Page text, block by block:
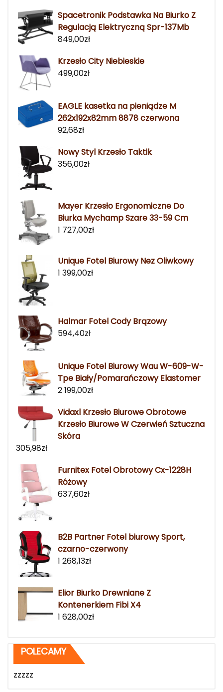
Spacetronik Podstawka Na Biurko Z
Regulacją Elektryczną Spr-137Mb
849,00zł
Krzesło City Niebieskie
499,00zł
EAGLE kasetka na pieniądze M
262x192x82mm 8878 czerwona
92,68zł
Nowy Styl Krzesło Taktik
356,00zł
Mayer Krzesło Ergonomiczne Do
Biurka Mychamp Szare 33-59 Cm
1 727,00zł
Unique Fotel Biurowy Nez Oliwkowy
1 399,00zł
Halmar Fotel Cody Brązowy
594,40zł
Unique Fotel Biurowy Wau W-609-W-
Tpe Biały/Pomarańczowy Elastomer
2 199,00zł
Vidaxl Krzesło Biurowe Obrotowe
Krzesło Biurowe W Czerwień Sztuczna
Skóra
305,98zł
Furnitex Fotel Obrotowy Cx-1228H
Różowy
637,60zł
B2B Partner Fotel biurowy Sport,
czarno-czerwony
1 268,13zł
Elior Biurko Drewniane Z
Kontenerkiem Fibi X4
1 628,00zł
POLECAMY
zzzzz